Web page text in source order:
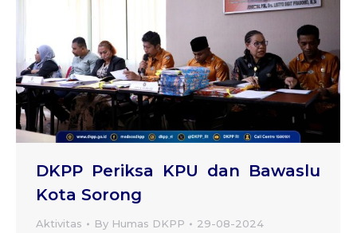
DKPP Periksa KPU dan Bawaslu
Kota Sorong
Aktivitas By Humas DKPP 29-08-2024